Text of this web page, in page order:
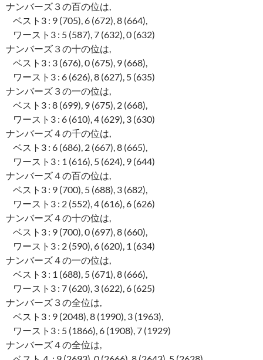
ナンバーズ３の百の位は,
ベスト3 : 9 (705), 6 (672), 8 (664),
ワースト3 : 5 (587), 7 (632), 0 (632)
ナンバーズ３の十の位は,
ベスト3 : 3 (676), 0 (675), 9 (668),
ワースト3 : 6 (626), 8 (627), 5 (635)
ナンバーズ３の一の位は,
ベスト3 : 8 (699), 9 (675), 2 (668),
ワースト3 : 6 (610), 4 (629), 3 (630)
ナンバーズ４の千の位は,
ベスト3 : 6 (686), 2 (667), 8 (665),
ワースト3 : 1 (616), 5 (624), 9 (644)
ナンバーズ４の百の位は,
ベスト3 : 9 (700), 5 (688), 3 (682),
ワースト3 : 2 (552), 4 (616), 6 (626)
ナンバーズ４の十の位は,
ベスト3 : 9 (700), 0 (697), 8 (660),
ワースト3 : 2 (590), 6 (620), 1 (634)
ナンバーズ４の一の位は,
ベスト3 : 1 (688), 5 (671), 8 (666),
ワースト3 : 7 (620), 3 (622), 6 (625)
ナンバーズ３の全位は,
ベスト3 : 9 (2048), 8 (1990), 3 (1963),
ワースト3 : 5 (1866), 6 (1908), 7 (1929)
ナンバーズ４の全位は,